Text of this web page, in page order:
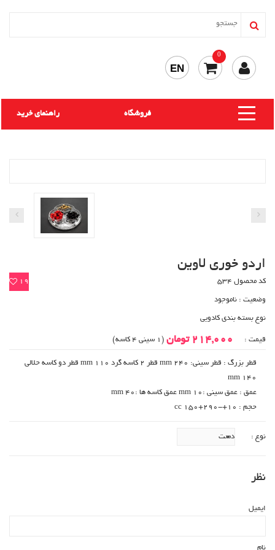
0
EN
راهنمای خرید فروشگاه
اردو خوری لاوین
19 کد محصول 534
وضعیت : ناموجود
نوع بسته بندی کادویی
قیمت : 214,000 تومان (1 سینی 4 کاسه)
قطر بزرگ : قطر سینی: 240 mm قطر 2 کاسه گرد 110 mm قطر دو کاسه حلالی
140 mm
عمق : عمق سینی :10 mm عمق کاسه ها :40 mm
حجم : 10+-290+150 cc
نوع :
نظر
ایمیل
نام